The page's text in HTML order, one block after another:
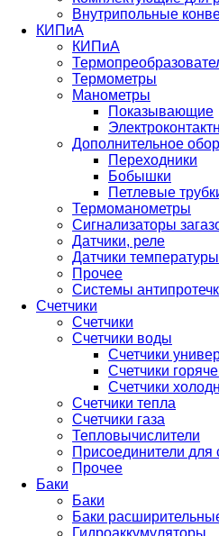
Внутрипольные
КИПиА
КИПиА
Термометры
Манометры
Показывающие
Дополнительное
Переходники
Бобышки
Петлевые
Термоманометры
Сигнализаторы
Датчики, реле
Датчики температуры
Прочее
Системы
Счетчики
Счетчики
Счетчики воды
Счетчики
Счетчики
Счетчики
Счетчики тепла
Счетчики газа
Тепловычислители
Присоединители для
Прочее
Баки
Баки
Баки